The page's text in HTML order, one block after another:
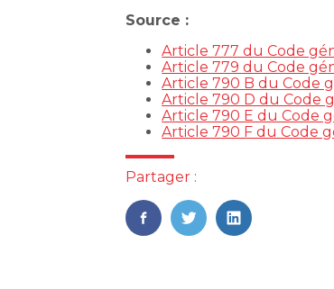
Source :
Article 777 du Code
Article 779 du Code
Article 790 B du Code
Article 790 D du Code
Article 790 E du Code
Article 790 F du Code
Partager :
FaceBook
TwitterLinkedIn